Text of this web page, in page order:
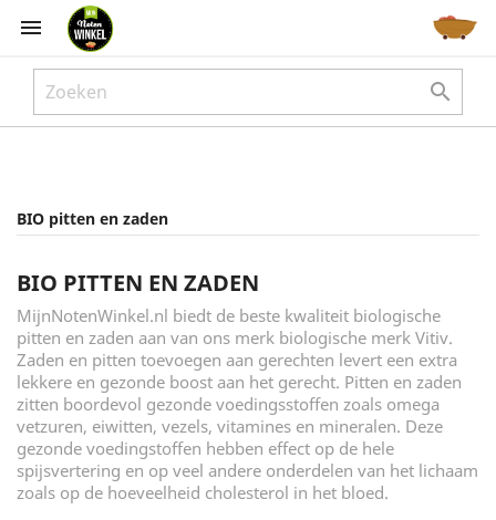


BIO pitten en zaden
BIO PITTEN EN ZADEN
MijnNotenWinkel.nl biedt de beste kwaliteit biologische
pitten en zaden aan van ons merk biologische merk Vitiv.
Zaden en pitten toevoegen aan gerechten levert een extra
lekkere en gezonde boost aan het gerecht. Pitten en zaden
zitten boordevol gezonde voedingsstoffen zoals omega
vetzuren, eiwitten, vezels, vitamines en mineralen. Deze
gezonde voedingstoffen hebben effect op de hele
spijsvertering en op veel andere onderdelen van het lichaam
zoals op de hoeveelheid cholesterol in het bloed.